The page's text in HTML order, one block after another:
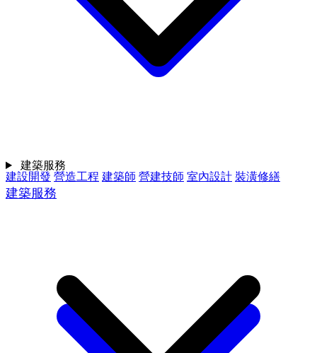
建設開發 營造工程 建築師 營建技師 室內設計 裝潢修繕
建築服務
建築服務